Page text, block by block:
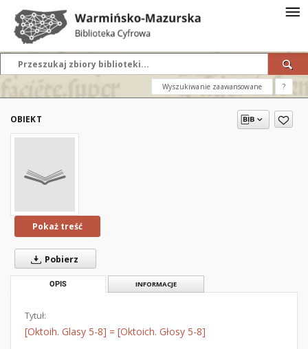
Wyszukiwanie zaawansowane ?
OBIEKT
Pokaż treść
Pobierz
OPIS INFORMACJE
Tytuł:
[Oktoih. Glasy 5-8] = [Oktoich. Głosy 5-8]